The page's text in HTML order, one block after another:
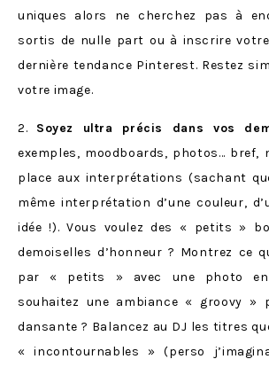
uniques alors ne cherchez pas à
sortis de nulle part ou à inscrire
dernière tendance Pinterest. Restez
votre image.
2. Soyez ultra précis dans vos
exemples, moodboards, photos… bref,
place aux interprétations (sachant
même interprétation d’une couleur,
idée !). Vous voulez des « petits »
demoiselles d’honneur ? Montrez ce
par « petits » avec une photo en
souhaitez une ambiance « groovy »
dansante ? Balancez au DJ les titres
« incontournables » (perso